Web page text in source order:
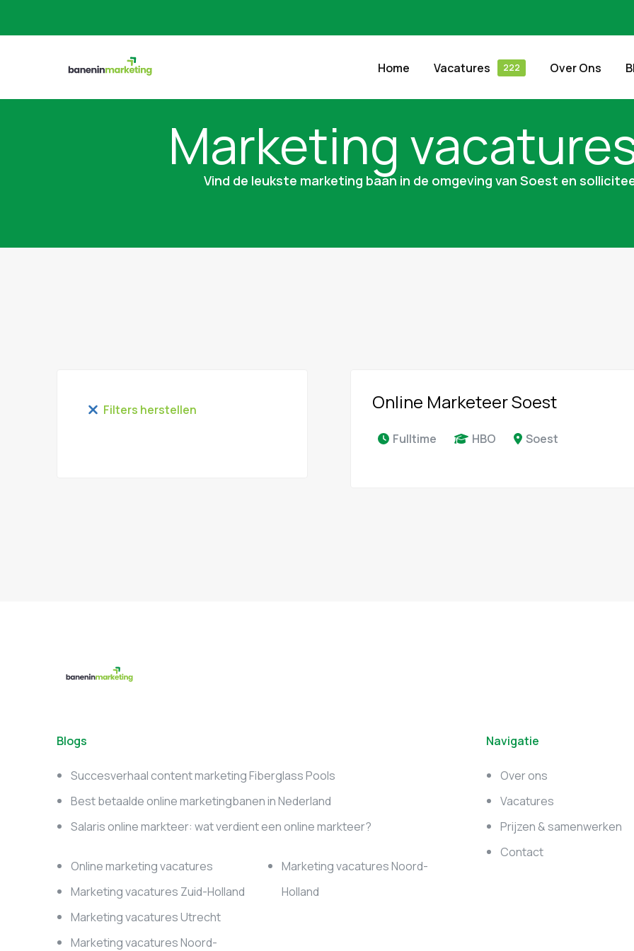
Home Vacatures Over Ons
Marketing
Vind de leukste marketing baan in de omgeving van Soest en
Filters herstellen Online Marketeer Soest
Fulltime HBO Soest
Blogs
Succesverhaal content marketing Fiberglass Pools
Best betaalde online marketingbanen in Nederland
Salaris online markteer: wat verdient een online markteer?
Online marketing vacatures
Marketing vacatures Zuid-Holland
Marketing vacatures Utrecht
Marketing vacatures Noord-
Marketing vacatures Noord-
Holland
Navigatie
Over ons
Vacatures
Prijzen & samenwerken
Contact